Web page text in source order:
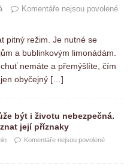
Komentáře nejsou povolené
pitný režim. Je nutné se
a bublinkovým limonádám.
nemáte a přemýšlíte, čím
obyčejný […]
být i životu nebezpečná.
její příznaky
Komentáře nejsou povolené